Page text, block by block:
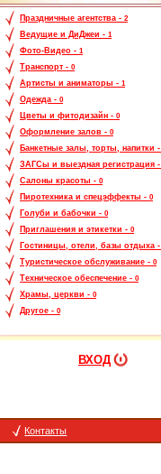
Праздничные агентства - 2
Ведущие и ДиДжеи - 1
Фото-Видео - 1
Транспорт - 0
Артисты и аниматоры - 1
Одежда - 0
Цветы и фитодизайн - 0
Оформление залов - 0
Банкетные залы, торты, напитки -
ЗАГСы и выездная регистрация -
Салоны красоты - 0
Пиротехника и спецэффекты - 0
Голуби и бабочки - 0
Приглашения и этикетки - 0
Гостиницы, отели, базы отдыха -
Туристическое обслуживание - 0
Техническое обеспечение - 0
Храмы, церкви - 0
Другое - 0
ВХОД
Контакты